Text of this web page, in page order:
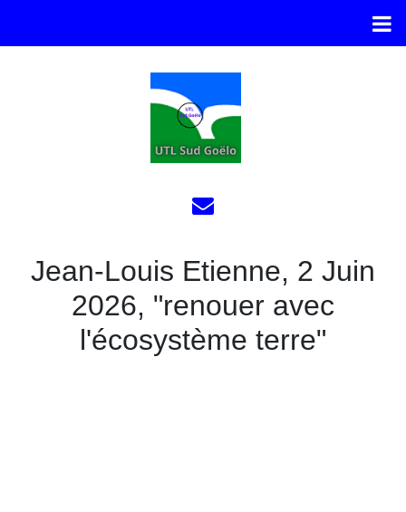
Jean-Louis Etienne, 2 Juin
2026, "renouer avec
l'écosystème terre"